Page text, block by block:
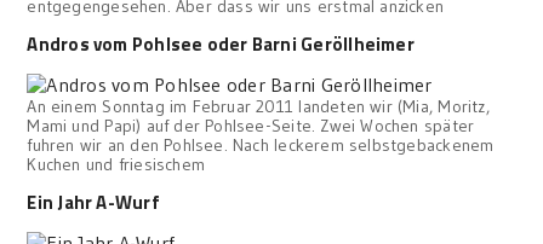
entgegengesehen. Aber dass wir uns erstmal anzicken
Andros vom Pohlsee oder Barni Geröllheimer
An einem Sonntag im Februar 2011 landeten wir (Mia, Moritz,
Mami und Papi) auf der Pohlsee-Seite. Zwei Wochen später
fuhren wir an den Pohlsee. Nach leckerem selbstgebackenem
Kuchen und friesischem
Ein Jahr A-Wurf